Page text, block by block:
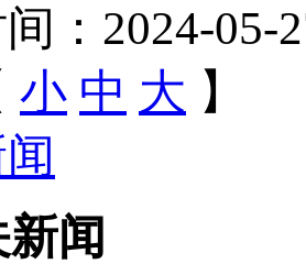
：2024-05-
小 中 大 】
闻